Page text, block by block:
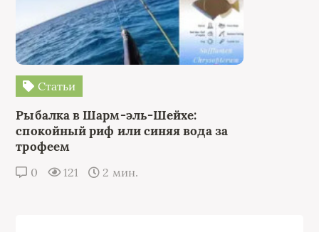
Статьи
Рыбалка в Шарм-эль-Шейхе:
спокойный риф или синяя вода за
трофеем
0 121 2 мин.